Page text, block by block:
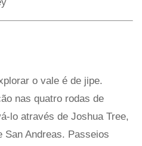
o vale é de jipe.
nas quatro rodas de
lo através de Joshua Tree,
San Andreas. Passeios